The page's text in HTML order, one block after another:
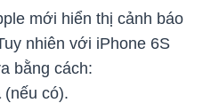
mới hiển thị cảnh báo
nhiên với iPhone 6S
bằng cách:
(nếu có).